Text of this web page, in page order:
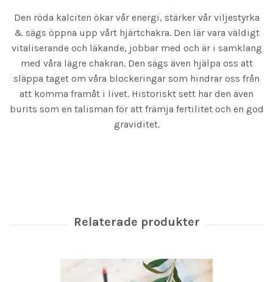
Den röda kalciten ökar vår energi, stärker vår viljestyrka
& sägs öppna upp vårt hjärtchakra. Den lär vara väldigt
vitaliserande och läkande, jobbar med och är i samklang
med våra lägre chakran. Den sägs även hjälpa oss att
släppa taget om våra blockeringar som hindrar oss från
att komma framåt i livet. Historiskt sett har den även
burits som en talisman för att främja fertilitet och en god
graviditet.